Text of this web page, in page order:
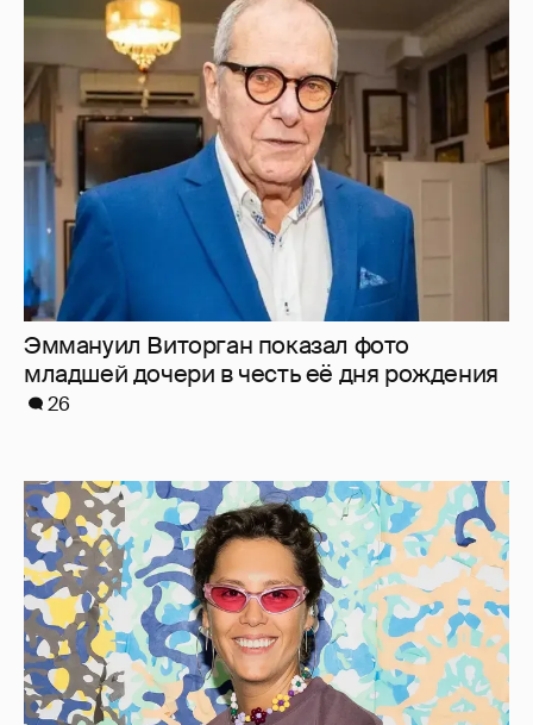
Эммануил Виторган показал фото
младшей дочери в честь её дня рождения
26